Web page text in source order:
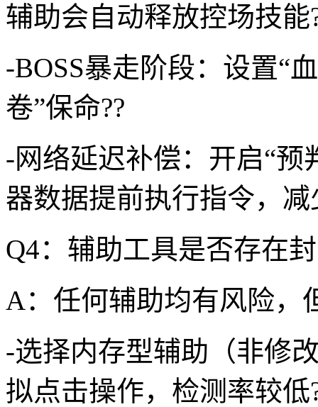
辅助会自动释放控场技能
-BOSS暴走阶段：设置“
卷”保命??
-网络延迟补偿：开启“预
器数据提前执行指令，减
Q4：辅助工具是否存在
A：任何辅助均有风险，
-选择内存型辅助（非修
拟点击操作，检测率较低